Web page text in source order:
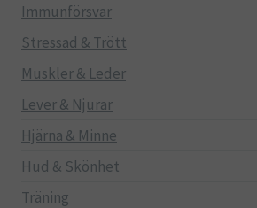
Immunförsvar
Stressad & Trött
Muskler & Leder
Lever & Njurar
Hjärna & Minne
Hud & Skönhet
Träning